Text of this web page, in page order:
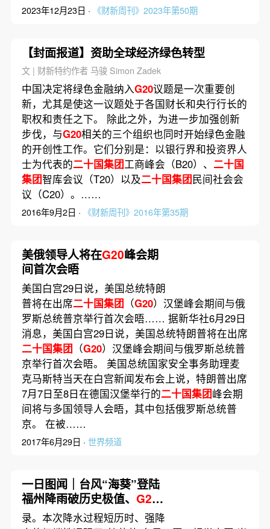
2023年12月23日 · 《财新周刊》2023年第50期
【封面报道】资助全球经济绿色转型
文 | 财新特约作者 马骏 Simon Zadek
中国决定将绿色金融纳入G20议题是一次重要创
新，尤其是使这一议题处于各国财长和央行行长的
职权和责任之下。 除此之外，为进一步加强创新
步伐，与G20相关的三个组织也同时开始绿色金融
的开创性工作。它们分别是：以银行界和投资界人
士为代表的二十国集团工商峰会（B20）、 二十国
集团智库会议（T20）以及二十国集团民间社会会
议（C20）。……
2016年9月2日 · 《财新周刊》2016年第35期
美俄领导人将在G20峰会期
间首次会晤
美国白宫29日说，美国总统特朗
普将在出席二十国集团 （G20）汉堡峰会期间与俄
罗斯总统普京举行首次会晤…… 据新华社6月29日
消息，美国白宫29日说，美国总统特朗普将在出席
二十国集团 （G20）汉堡峰会期间与俄罗斯总统普
京举行首次会晤。 美国总统国家安全事务助理麦
克马斯特当天在白宫新闻发布会上说，特朗普出席
7月7日至8日在德国汉堡举行的二十国集团峰会期
间将与多国领导人会晤，其中包括俄罗斯总统普
京。 在被……
2017年6月29日 · 世界频道
一日图闻｜台风“海葵”登陆
福州降雨破历史极值、 G20
峰会印度新德里会场附近贫
录。本次降水过程短历时、强降